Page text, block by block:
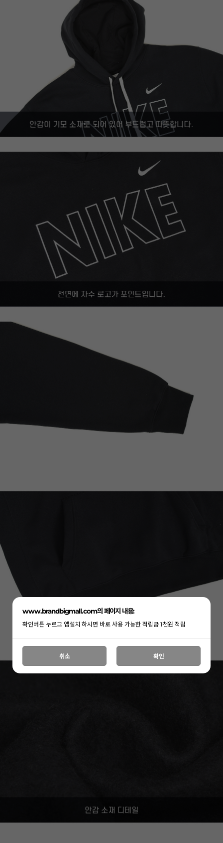
www.brandbigmall.com의 페이지 내용:
확인버튼 누르고 앱설치 하시면 바로 사용 가능한 적립금 1천원 적립
취소 확인